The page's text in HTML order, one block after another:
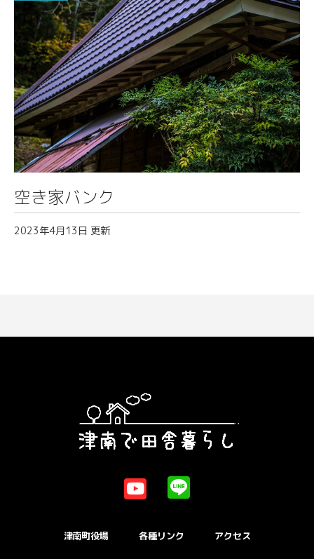
">
空き家バンク
2023年4月13日 更新
津南町役場 各種リンク アクセス